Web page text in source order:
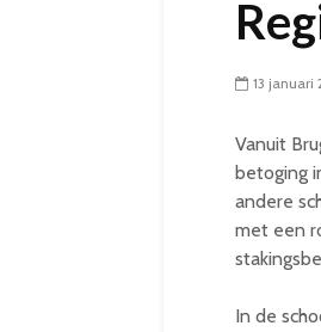
13 januari
Vanuit
betoging
andere
met een
In de